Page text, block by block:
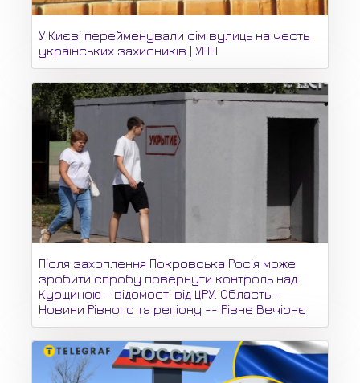
У Києві перейменували сім вулиць на честь
українських захисників | УНН
Після захоплення Покровська Росія може
зробити спробу повернути контроль над
Курщиною - відомості від ЦРУ. Область -
Новини Рівного та регіону -- Рівне Вечірнє